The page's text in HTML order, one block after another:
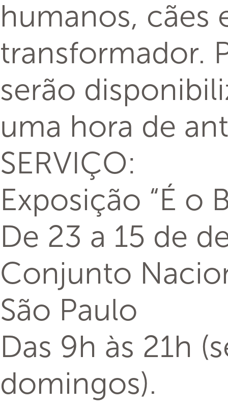
humanos, cães
transformador.
serão
uma hora de
SERVIÇO:
Exposição “É o
De 23 a 15 de
Conjunto
São Paulo
Das 9h às 21h
domingos).